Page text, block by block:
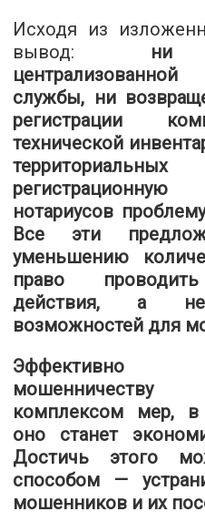
Исходя из
вывод: ни
службы, ни
регистрации
технической
нотариусов
Все эти
уменьшению
право
действия, а
возможностей для
Эффективно
комплексом мер, в
оно станет
Достичь этого
способом —
мошенников и их